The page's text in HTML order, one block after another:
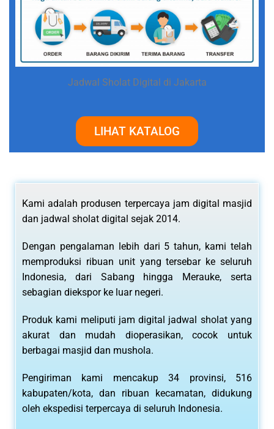
Jadwal Sholat Digital di Jakarta
LIHAT KATALOG
Kami adalah produsen terpercaya jam digital masjid
dan jadwal sholat digital sejak 2014.
Dengan pengalaman lebih dari 5 tahun, kami telah
memproduksi ribuan unit yang tersebar ke seluruh
Indonesia, dari Sabang hingga Merauke, serta
sebagian diekspor ke luar negeri.
Produk kami meliputi jam digital jadwal sholat yang
akurat dan mudah dioperasikan, cocok untuk
berbagai masjid dan mushola.
Pengiriman kami mencakup 34 provinsi, 516
kabupaten/kota, dan ribuan kecamatan, didukung
oleh ekspedisi terpercaya di seluruh Indonesia.